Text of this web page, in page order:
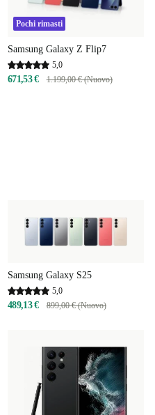
Pochi rimasti
Samsung Galaxy Z Flip7
5,0
671,53 € 1.199,00 € (Nuovo)
Samsung Galaxy S25
5,0
489,13 € 899,00 € (Nuovo)